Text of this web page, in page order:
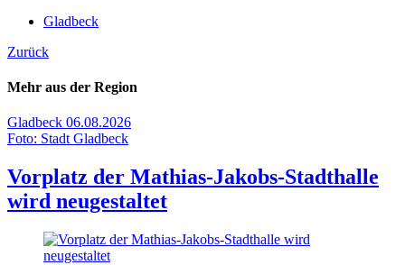
Gladbeck
Zurück
Mehr aus der Region
Gladbeck 06.08.2026
Foto: Stadt Gladbeck
Vorplatz der Mathias-Jakobs-Stadthalle
wird neugestaltet